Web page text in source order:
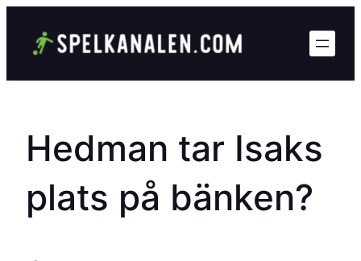
Hedman tar Isaks
plats på bänken?